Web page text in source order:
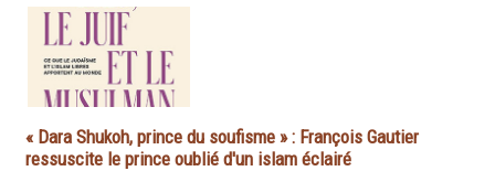
« Dara Shukoh, prince du soufisme » : François Gautier
ressuscite le prince oublié d'un islam éclairé